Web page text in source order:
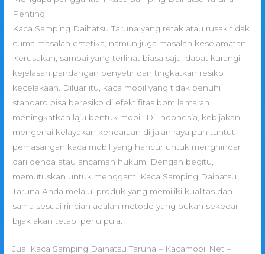
Penting
Kaca Samping Daihatsu Taruna yang retak atau rusak tidak
cuma masalah estetika, namun juga masalah keselamatan.
Kerusakan, sampai yang terlihat biasa saja, dapat kurangi
kejelasan pandangan penyetir dan tingkatkan resiko
kecelakaan. Diluar itu, kaca mobil yang tidak penuhi
standard bisa beresiko di efektifitas bbm lantaran
meningkatkan laju bentuk mobil. Di Indonesia, kebijakan
mengenai kelayakan kendaraan di jalan raya pun tuntut
pemasangan kaca mobil yang hancur untuk menghindar
dari denda atau ancaman hukum. Dengan begitu,
memutuskan untuk mengganti Kaca Samping Daihatsu
Taruna Anda melalui produk yang memiliki kualitas dan
sama sesuai rincian adalah metode yang bukan sekedar
bijak akan tetapi perlu pula.
Jual Kaca Samping Daihatsu Taruna – Kacamobil.Net –